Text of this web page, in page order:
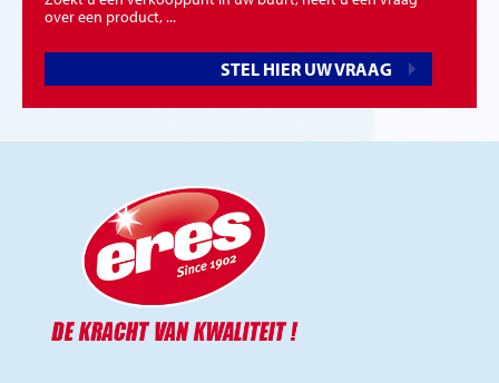
over een product, ...
STEL HIER UW VRAAG